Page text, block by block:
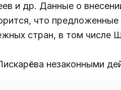
и др. Данные о
что
стран, в том числе
незаконными